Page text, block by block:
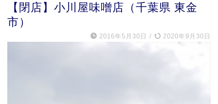
【閉店】小川屋味噌店（千葉県 東金
市）
2016年5月30日 / 2020年9月30日